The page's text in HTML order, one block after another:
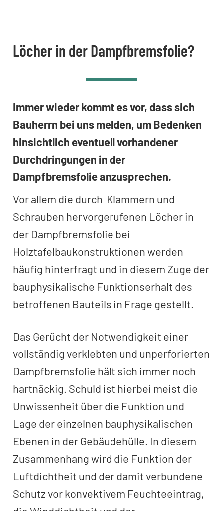
Löcher in der Dampfbremsfolie?
Immer wieder kommt es vor, dass sich
Bauherrn bei uns melden, um Bedenken
hinsichtlich eventuell vorhandener
Durchdringungen in der
Dampfbremsfolie anzusprechen.
Vor allem die durch Klammern und
Schrauben hervorgerufenen Löcher in
der Dampfbremsfolie bei
Holztafelbaukonstruktionen werden
häufig hinterfragt und in diesem Zuge der
bauphysikalische Funktionserhalt des
betroffenen Bauteils in Frage gestellt.
Das Gerücht der Notwendigkeit einer
vollständig verklebten und unperforierten
Dampfbremsfolie hält sich immer noch
hartnäckig. Schuld ist hierbei meist die
Unwissenheit über die Funktion und
Lage der einzelnen bauphysikalischen
Ebenen in der Gebäudehülle. In diesem
Zusammenhang wird die Funktion der
Luftdichtheit und der damit verbundene
Schutz vor konvektivem Feuchteeintrag,